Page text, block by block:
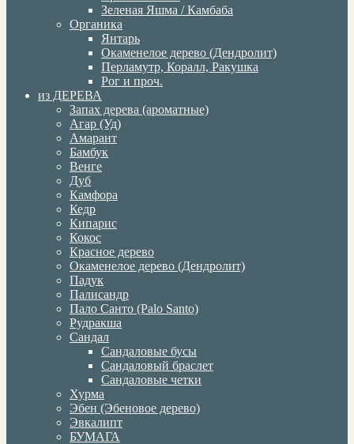
Зеленая Яшма / Камбаба
Органика
Янтарь
Окаменелое дерево (Дендролит)
Перламутр, Коралл, Ракушка
Рог и проч.
из ДЕРЕВА
Запах дерева (ароматные)
Агар (Уд)
Амарант
Бамбук
Венге
Дуб
Камфора
Кедр
Кипарис
Кокос
Красное дерево
Окаменелое дерево (Дендролит)
Падук
Палисандр
Пало Санто (Palo Santo)
Рудракша
Сандал
Сандаловые бусы
Сандаловый браслет
Сандаловые четки
Хурма
Эбен (Эбеновое дерево)
Эвкалипт
БУМАГА